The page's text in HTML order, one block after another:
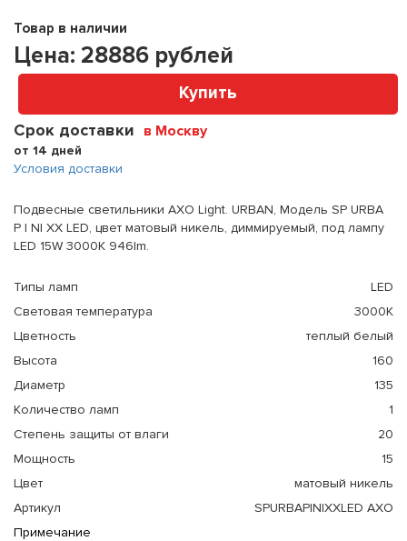
Товар в наличии
Цена: 28886 рублей
Купить
Срок доставки в Москву
от 14 дней
Условия доставки
Подвесные светильники AXO Light. URBAN, Модель SP URBA
P I NI XX LED, цвет матовый никель, диммируемый, под лампу
LED 15W 3000K 946lm.
Типы ламп
LED
Световая температура
3000К
Цветность
теплый белый
Высота
160
Диаметр
135
Количество ламп
1
Степень защиты от влаги
20
Мощность
15
Цвет
матовый никель
Артикул
SPURBAPINIXXLED AXO
Примечание